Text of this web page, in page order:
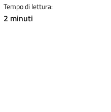
Tempo di lettura:
2 minuti